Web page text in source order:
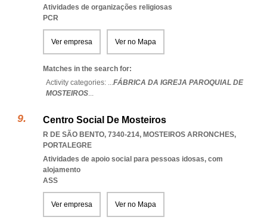
Atividades de organizações religiosas
PCR
Ver empresa Ver no Mapa
Matches in the search for:
Activity categories: ...FÁBRICA DA IGREJA PAROQUIAL DE
MOSTEIROS...
Centro Social De Mosteiros
R DE SÃO BENTO, 7340-214, MOSTEIROS ARRONCHES,
PORTALEGRE
Atividades de apoio social para pessoas idosas, com
alojamento
ASS
Ver empresa Ver no Mapa